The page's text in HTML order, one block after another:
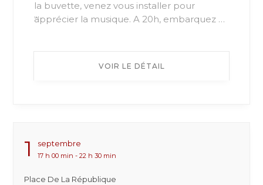
la buvette, venez vous installer pour
apprécier la musique. A 20h, embarquez …
« Test »
...
VOIR LE DÉTAIL
1 Septembre
17 h 00 min - 22 h 30 min
Place De La République